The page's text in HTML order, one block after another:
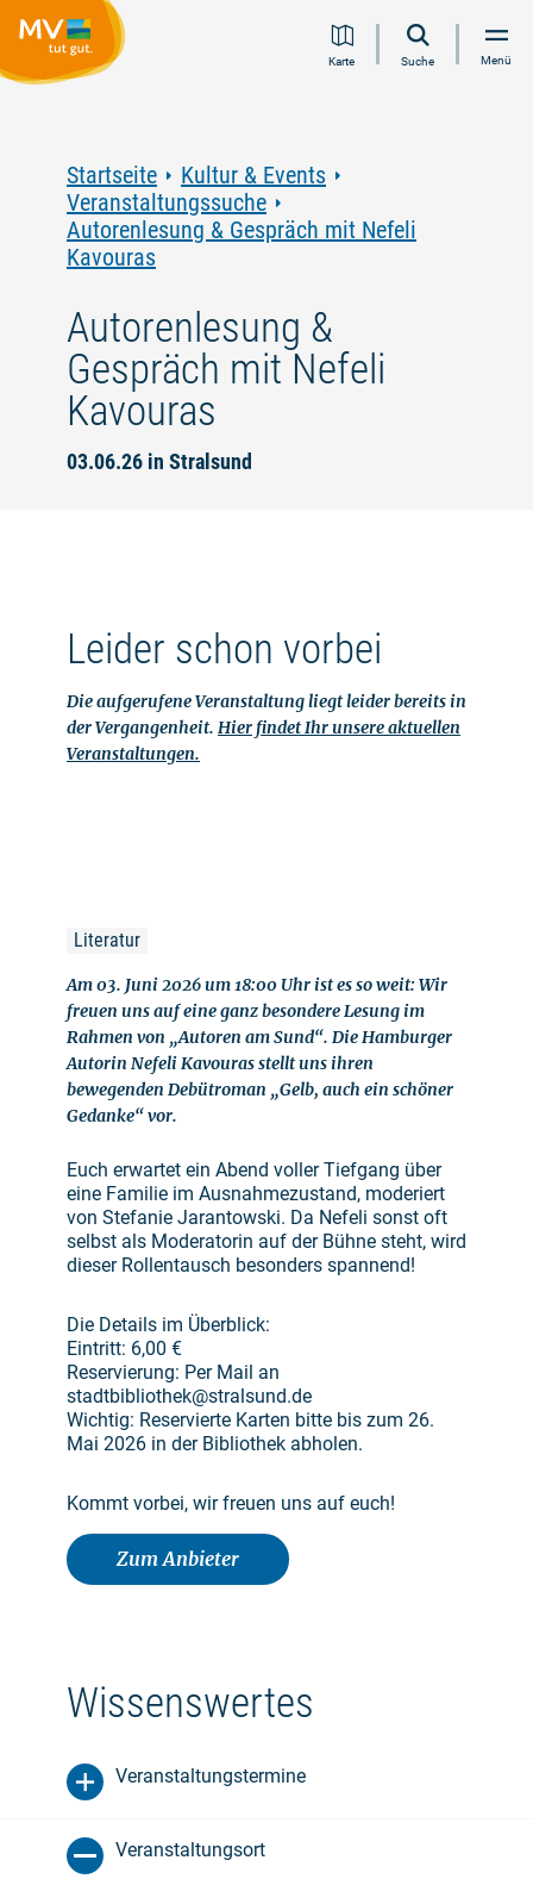
Inhalt
Navigation
Volltextsuche
FooterKarte Suche Menü
Startseite
Kultur & Events
Veranstaltungssuche
Autorenlesung & Gespräch mit Nefeli
Kavouras
Autorenlesung &
Gespräch mit Nefeli
Kavouras
03.06.26 in Stralsund
Leider schon vorbei
Die aufgerufene Veranstaltung liegt leider bereits in
der Vergangenheit. Hier findet Ihr unsere aktuellen
Veranstaltungen.
Literatur
Am 03. Juni 2026 um 18:00 Uhr ist es so weit: Wir
freuen uns auf eine ganz besondere Lesung im
Rahmen von „Autoren am Sund“. Die Hamburger
Autorin Nefeli Kavouras stellt uns ihren
bewegenden Debütroman „Gelb, auch ein schöner
Gedanke“ vor.
Euch erwartet ein Abend voller Tiefgang über
eine Familie im Ausnahmezustand, moderiert
von Stefanie Jarantowski. Da Nefeli sonst oft
selbst als Moderatorin auf der Bühne steht, wird
dieser Rollentausch besonders spannend!
Die Details im Überblick:
Eintritt: 6,00 €
Reservierung: Per Mail an
stadtbibliothek@stralsund.de
Wichtig: Reservierte Karten bitte bis zum 26.
Mai 2026 in der Bibliothek abholen.
Kommt vorbei, wir freuen uns auf euch!
Zum Anbieter
Wissenswertes
Veranstaltungstermine
Veranstaltungsort